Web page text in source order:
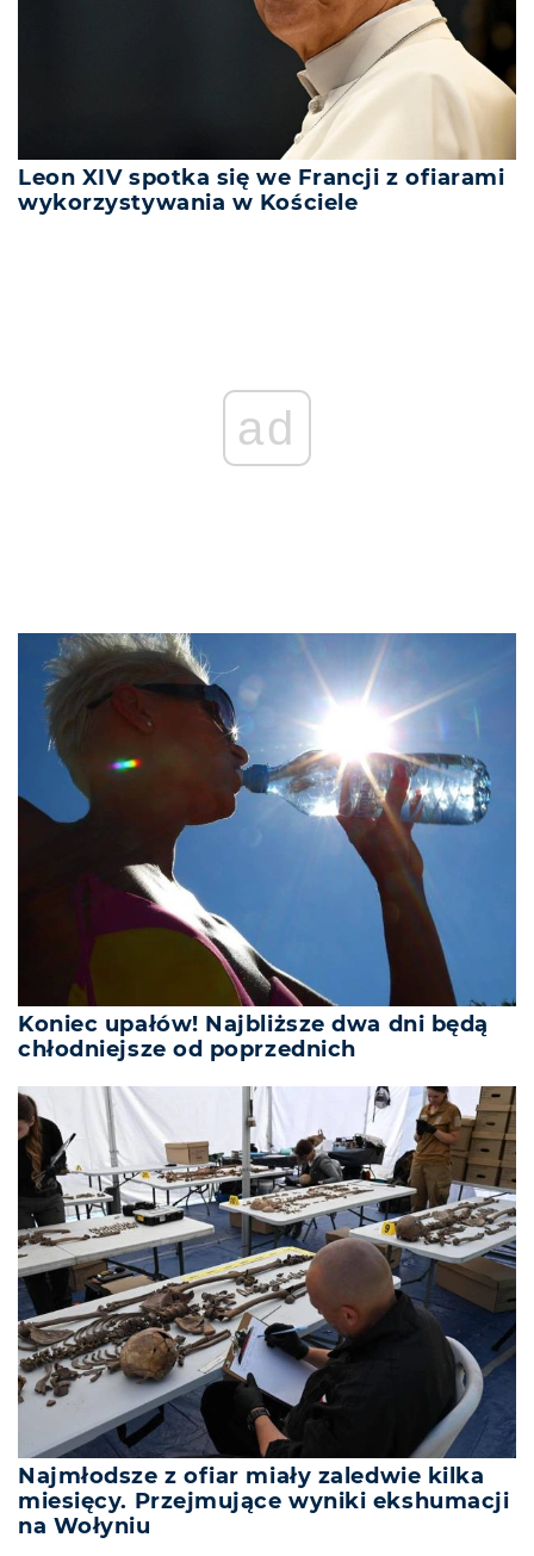
Leon XIV spotka się we Francji z ofiarami
wykorzystywania w Kościele
ad
Koniec upałów! Najbliższe dwa dni będą
chłodniejsze od poprzednich
Najmłodsze z ofiar miały zaledwie kilka
miesięcy. Przejmujące wyniki ekshumacji
na Wołyniu